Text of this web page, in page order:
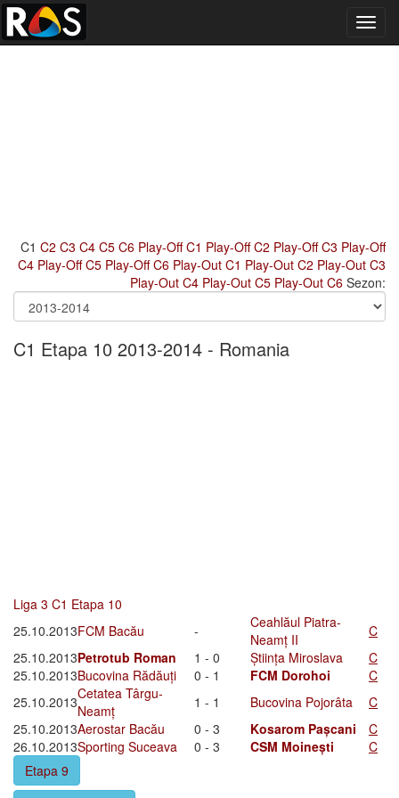
C1 C2 C3 C4 C5 C6 Play-Off C1 Play-Off C2 Play-Off C3 Play-Off
C4 Play-Off C5 Play-Off C6 Play-Out C1 Play-Out C2 Play-Out C3
Play-Out C4 Play-Out C5 Play-Out C6 Sezon:
C1 Etapa 10 2013-2014 - Romania
Liga 3 C1 Etapa 10
25.10.2013FCM Bacău -
Ceahlăul Piatra-
Neamț II
C
25.10.2013Petrotub Roman 1 - 0 Știința Miroslava
C
25.10.2013Bucovina Rădăuți 0 - 1 FCM Dorohoi
C
25.10.2013Cetatea Târgu-
Neamț
1 - 1 Bucovina Pojorâta
C
25.10.2013Aerostar Bacău 0 - 3 Kosarom Pașcani
C
26.10.2013Sporting Suceava 0 - 3 CSM Moinești
C
Etapa 9